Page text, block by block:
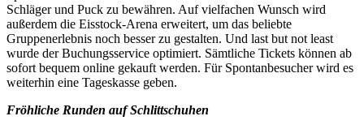
Schläger und Puck zu bewähren. Auf vielfachen Wunsch wird
außerdem die Eisstock-Arena erweitert, um das beliebte
Gruppenerlebnis noch besser zu gestalten. Und last but not least
wurde der Buchungsservice optimiert. Sämtliche Tickets können ab
sofort bequem online gekauft werden. Für Spontanbesucher wird es
weiterhin eine Tageskasse geben.
Fröhliche Runden auf Schlittschuhen